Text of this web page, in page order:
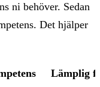
ni behöver. Sedan
Det hjälper
Lämplig